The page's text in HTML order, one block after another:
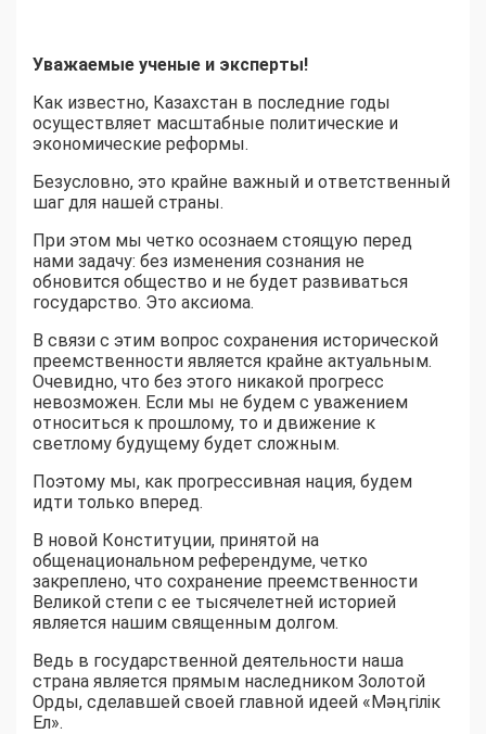
Уважаемые ученые и эксперты!
Как известно, Казахстан в последние годы
осуществляет масштабные политические и
экономические реформы.
Безусловно, это крайне важный и ответственный
шаг для нашей страны.
При этом мы четко осознаем стоящую перед
нами задачу: без изменения сознания не
обновится общество и не будет развиваться
государство. Это аксиома.
В связи с этим вопрос сохранения исторической
преемственности является крайне актуальным.
Очевидно, что без этого никакой прогресс
невозможен. Если мы не будем с уважением
относиться к прошлому, то и движение к
светлому будущему будет сложным.
Поэтому мы, как прогрессивная нация, будем
идти только вперед.
В новой Конституции, принятой на
общенациональном референдуме, четко
закреплено, что сохранение преемственности
Великой степи с ее тысячелетней историей
является нашим священным долгом.
Ведь в государственной деятельности наша
страна является прямым наследником Золотой
Орды, сделавшей своей главной идеей «Мәңгілік
Ел».